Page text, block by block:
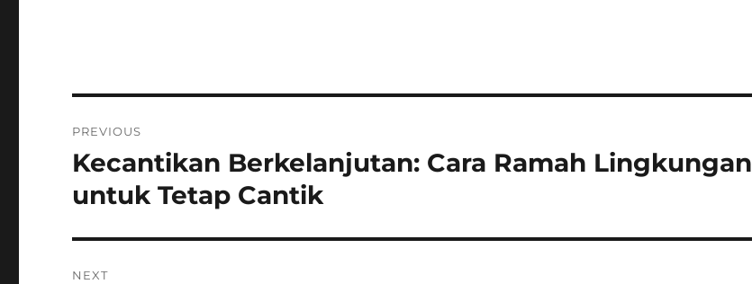
pos
PREVIOUS
Previous
Kecantikan Berkelanjutan: Cara Ramah Lingkungan
untuk Tetap Cantik
NEXT